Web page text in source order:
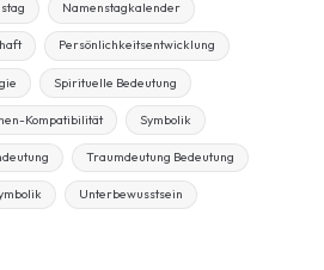
Namenstagkalender
Persönlichkeitsentwicklung
Spirituelle Bedeutung
Kompatibilität Symbolik
Traumdeutung Bedeutung
Unterbewusstsein